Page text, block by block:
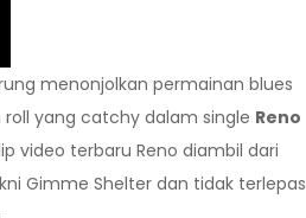
menonjolkan permainan blues
roll yang catchy dalam single Reno
video terbaru Reno diambil dari
Gimme Shelter dan tidak terlepas